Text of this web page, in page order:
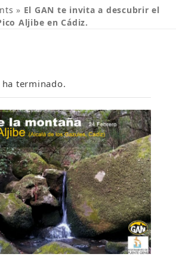
» El GAN te invita a descubrir el
Aljibe en Cádiz.
ha terminado.